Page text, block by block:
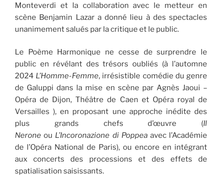
Monteverdi et la collaboration avec le metteur en
scène Benjamin Lazar a donné lieu à des spectacles
unanimement salués par la critique et le public.
Le Poème Harmonique ne cesse de surprendre le
public en révélant des trésors oubliés (à l’automne
2024 L’Homme-Femme, irrésistible comédie du genre
de Galuppi dans la mise en scène par Agnès Jaoui –
Opéra de Dijon, Théâtre de Caen et Opéra royal de
Versailles ), en proposant une approche inédite des
plus grands chefs d’œuvre (Il
Nerone ou L’Incoronazione di Poppeaavec l’Académie
de l’Opéra National de Paris), ou encore en intégrant
aux concerts des processions et des effets de
spatialisation saisissants.